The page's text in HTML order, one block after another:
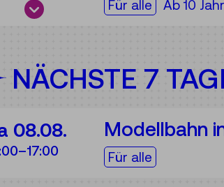
Für die Zielgruppe:
Für alle Ab 10
NÄCHSTE 7
08.08. Modellbahn
Für die Zielgruppe:
Für alle